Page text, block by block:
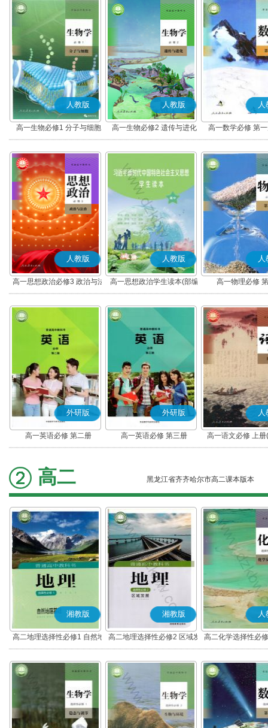
人教版
高一生物必修1 分子与细胞
人教版
高一生物必修2 遗传与进化
人
高一数学必修 第
人教版
高一思想政治必修3 政治与法
治(部编版)
人教版
高一思想政治学生读本(部编
版)
人
高一物理必修
外研版
高一英语必修 第二册
外研版
高一英语必修 第三册
人
高一语文必修 上
高二 黑龙江省齐齐哈尔市高二课本版本
湘教版
高二地理选择性必修1 自然地
理基础
湘教版
高二地理选择性必修2 区域发
展
人
高二化学选择性必
应原理